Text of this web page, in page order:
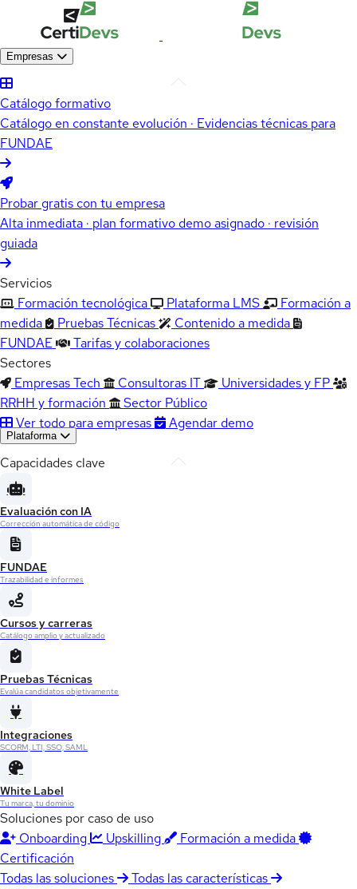
Empresas
Catálogo formativo
Catálogo en constante evolución · Evidencias técnicas para
FUNDAE
Probar gratis con tu empresa
Alta inmediata · plan formativo demo asignado · revisión
guiada
Servicios
Formación tecnológica
Plataforma LMS
Formación a
medida
Pruebas Técnicas
Contenido a medida
FUNDAE
Tarifas y colaboraciones
Sectores
Empresas Tech
Consultoras IT
Universidades y FP
RRHH y formación
Sector Público
Ver todo para empresas
Agendar demo
Plataforma
Capacidades clave
Evaluación con IA
Corrección automática de código
FUNDAE
Trazabilidad e informes
Cursos y carreras
Catálogo amplio y actualizado
Pruebas Técnicas
Evalúa candidatos objetivamente
Integraciones
SCORM, LTI, SSO, SAML
White Label
Tu marca, tu dominio
Soluciones por caso de uso
Onboarding
Upskilling
Formación a medida
Certificación
Todas las soluciones
Todas las características